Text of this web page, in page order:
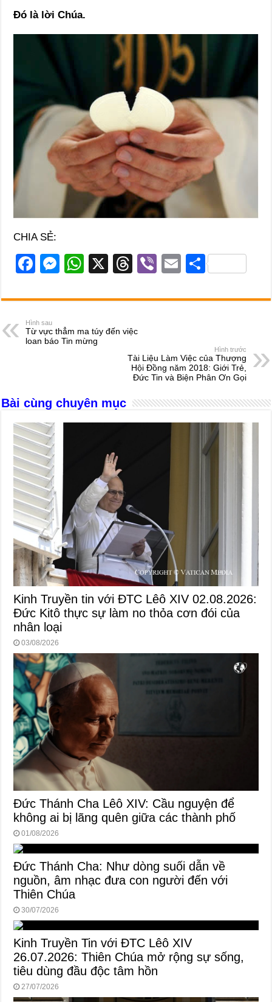
Ðó là lời Chúa.
CHIA SẺ:
F
c
e
b
k
M
ss
e
n
W
at
A
X
T
e
d
s
Vi
er
E
ail
S
ar
Hình sau
Từ vực thẳm ma túy đến việc
loan báo Tin mừng
Hình trước
Tài Liệu Làm Việc của Thượng
Hội Đồng năm 2018: Giới Trẻ,
Đức Tin và Biện Phân Ơn Gọi
Bài cùng chuyên mục
Kinh Truyền tin với ĐTC Lêô XIV 02.08.2026:
Đức Kitô thực sự làm no thỏa cơn đói của
nhân loại
03/08/2026
Đức Thánh Cha Lêô XIV: Cầu nguyện để
không ai bị lãng quên giữa các thành phố
01/08/2026
Đức Thánh Cha: Như dòng suối dẫn về
nguồn, âm nhạc đưa con người đến với
Thiên Chúa
30/07/2026
Kinh Truyền Tin với ĐTC Lêô XIV
26.07.2026: Thiên Chúa mở rộng sự sống,
tiêu dùng đầu độc tâm hồn
27/07/2026